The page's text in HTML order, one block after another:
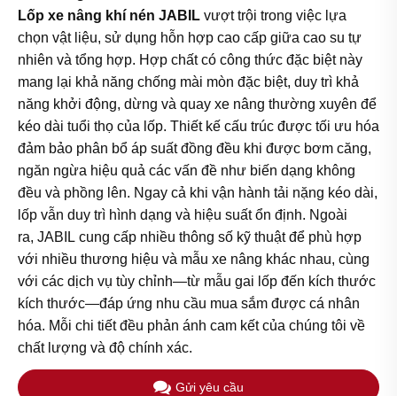
Lốp xe nâng khí nén JABIL vượt trội trong việc lựa
chọn vật liệu, sử dụng hỗn hợp cao cấp giữa cao su tự
nhiên và tổng hợp. Hợp chất có công thức đặc biệt này
mang lại khả năng chống mài mòn đặc biệt, duy trì khả
năng khởi động, dừng và quay xe nâng thường xuyên để
kéo dài tuổi thọ của lốp. Thiết kế cấu trúc được tối ưu hóa
đảm bảo phân bổ áp suất đồng đều khi được bơm căng,
ngăn ngừa hiệu quả các vấn đề như biến dạng không
đều và phồng lên. Ngay cả khi vận hành tải nặng kéo dài,
lốp vẫn duy trì hình dạng và hiệu suất ổn định. Ngoài
ra, JABIL cung cấp nhiều thông số kỹ thuật để phù hợp
với nhiều thương hiệu và mẫu xe nâng khác nhau, cùng
với các dịch vụ tùy chỉnh—từ mẫu gai lốp đến kích thước
kích thước—đáp ứng nhu cầu mua sắm được cá nhân
hóa. Mỗi chi tiết đều phản ánh cam kết của chúng tôi về
chất lượng và độ chính xác.
Gửi yêu cầu